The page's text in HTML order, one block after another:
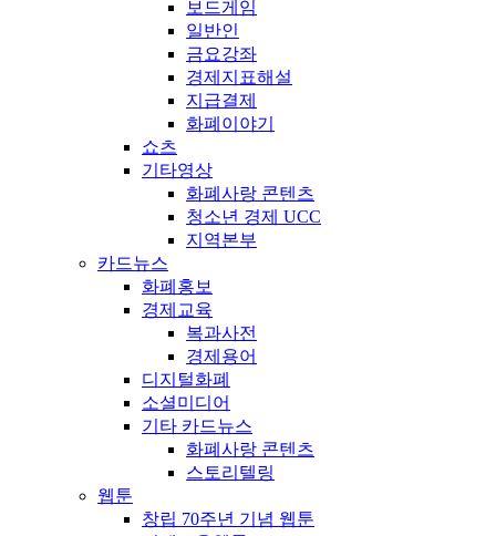
보드게임
일반인
금요강좌
경제지표해설
지급결제
화폐이야기
쇼츠
기타영상
화폐사랑 콘텐츠
청소년 경제 UCC
지역본부
카드뉴스
화폐홍보
경제교육
복과사전
경제용어
디지털화폐
소셜미디어
기타 카드뉴스
화폐사랑 콘텐츠
스토리텔링
웹툰
창립 70주년 기념 웹툰